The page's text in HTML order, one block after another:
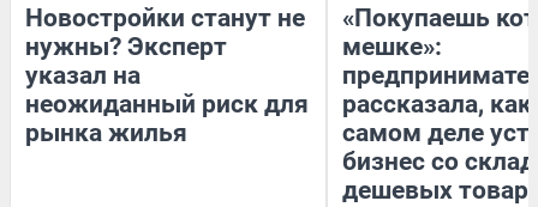
Новостройки станут не
нужны? Эксперт
указал на
неожиданный риск для
рынка жилья
«Покупаешь
мешке»:
рассказала, как
самом деле
бизнес со
дешевых